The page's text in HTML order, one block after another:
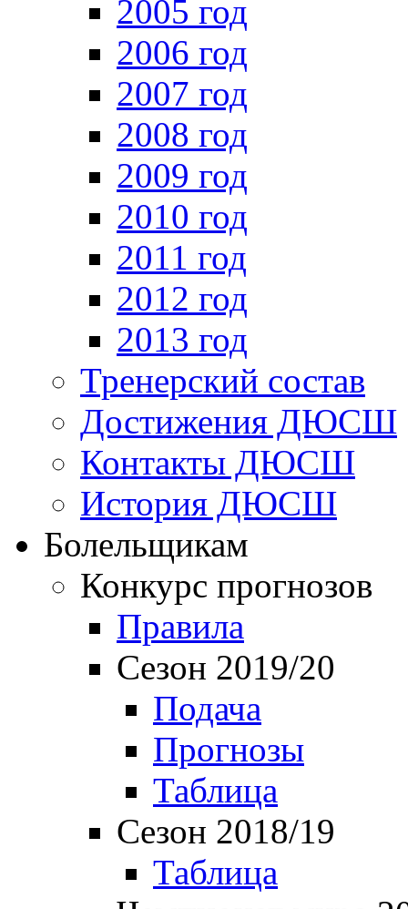
2005 год
2006 год
2007 год
2008 год
2009 год
2010 год
2011 год
2012 год
2013 год
Тренерский состав
Достижения ДЮСШ
Контакты ДЮСШ
История ДЮСШ
Болельщикам
Конкурс прогнозов
Правила
Сезон 2019/20
Подача
Прогнозы
Таблица
Сезон 2018/19
Таблица